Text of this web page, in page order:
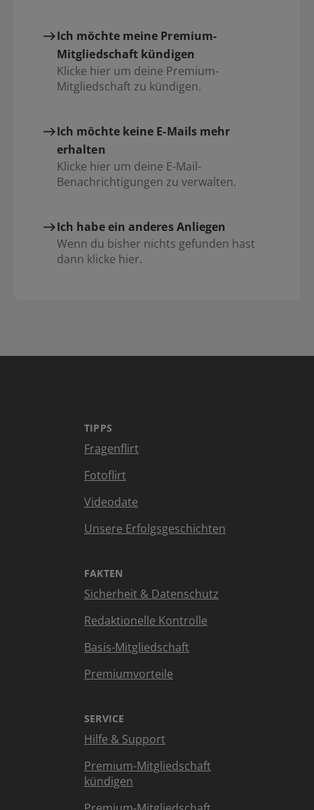
Ich möchte meine Premium-
Mitgliedschaft kündigen
Klicke hier um deine Premium-
Mitgliedschaft zu kündigen.
Ich möchte keine E-Mails mehr
erhalten
Klicke hier um deine E-Mail-
Benachrichtigungen zu verwalten.
Ich habe ein anderes Anliegen
Wenn du bisher nichts gefunden hast
dann klicke hier.
TIPPS
Fragenflirt
Fotoflirt
Videodate
Unsere Erfolgsgeschichten
FAKTEN
Sicherheit & Datenschutz
Redaktionelle Kontrolle
Basis-Mitgliedschaft
Premiumvorteile
SERVICE
Hilfe & Support
Premium-Mitgliedschaft
kündigen